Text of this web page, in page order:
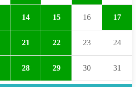
14 15 16 17
21 22 23 24
28 29 30 31